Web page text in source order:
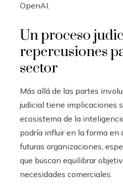
OpenAI.
Un proceso
repercusiones
sector
Más allá de las partes
judicial tiene implicaciones
ecosistema de la
podría influir en la forma en
futuras organizaciones,
que buscan equilibrar
necesidades comerciales.